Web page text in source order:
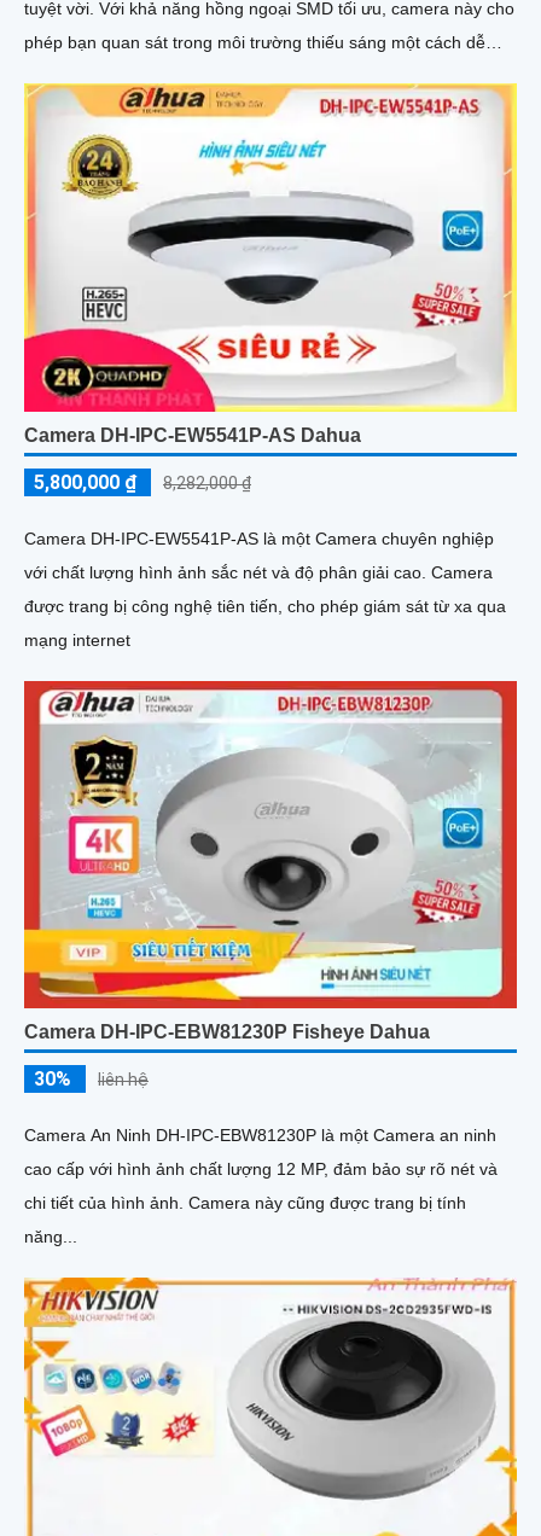
tuyệt vời. Với khả năng hồng ngoại SMD tối ưu, camera này cho
phép bạn quan sát trong môi trường thiếu sáng một cách dễ
Camera DH-IPC-EW5541P-AS Dahua
5,800,000 ₫ 8,282,000 ₫
Camera DH-IPC-EW5541P-AS là một Camera chuyên nghiệp
với chất lượng hình ảnh sắc nét và độ phân giải cao. Camera
được trang bị công nghệ tiên tiến, cho phép giám sát từ xa qua
mạng internet
Camera DH-IPC-EBW81230P Fisheye Dahua
30% liên hệ
Camera An Ninh DH-IPC-EBW81230P là một Camera an ninh
cao cấp với hình ảnh chất lượng 12 MP, đảm bảo sự rõ nét và
chi tiết của hình ảnh. Camera này cũng được trang bị tính
năng...